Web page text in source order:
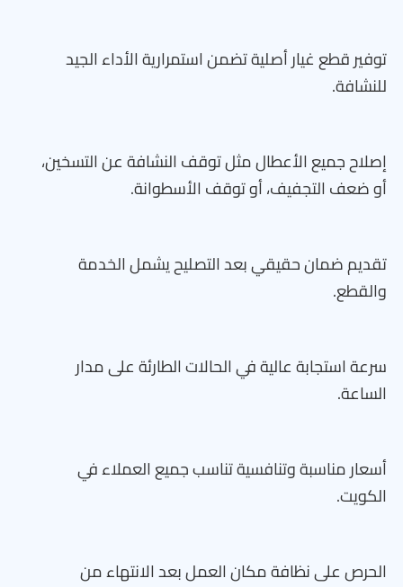
توفير قطع غيار أصلية تضمن استمرارية الأداء الجيد
للنشافة.
إصلاح جميع الأعطال مثل توقف النشافة عن التسخين،
أو ضعف التجفيف، أو توقف الأسطوانة.
تقديم ضمان حقيقي بعد التصليح يشمل الخدمة
والقطع.
سرعة استجابة عالية في الحالات الطارئة على مدار
الساعة.
أسعار مناسبة وتنافسية تناسب جميع العملاء في
الكويت.
الحرص على نظافة مكان العمل بعد الانتهاء من